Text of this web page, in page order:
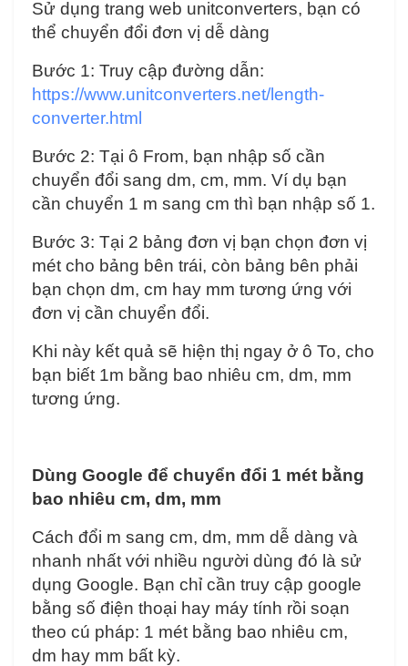
Sử dụng trang web unitconverters, bạn có
thể chuyển đổi đơn vị dễ dàng
Bước 1: Truy cập đường dẫn:
https://www.unitconverters.net/length-
converter.html
Bước 2: Tại ô From, bạn nhập số cần
chuyển đổi sang dm, cm, mm. Ví dụ bạn
cần chuyển 1 m sang cm thì bạn nhập số 1.
Bước 3: Tại 2 bảng đơn vị bạn chọn đơn vị
mét cho bảng bên trái, còn bảng bên phải
bạn chọn dm, cm hay mm tương ứng với
đơn vị cần chuyển đổi.
Khi này kết quả sẽ hiện thị ngay ở ô To, cho
bạn biết 1m bằng bao nhiêu cm, dm, mm
tương ứng.
Dùng Google để chuyển đổi 1 mét bằng
bao nhiêu cm, dm, mm
Cách đổi m sang cm, dm, mm dễ dàng và
nhanh nhất với nhiều người dùng đó là sử
dụng Google. Bạn chỉ cần truy cập google
bằng số điện thoại hay máy tính rồi soạn
theo cú pháp: 1 mét bằng bao nhiêu cm,
dm hay mm bất kỳ.